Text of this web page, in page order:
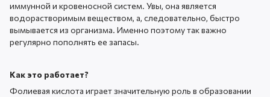
иммунной и кровеносной систем. Увы, она является
водорастворимым веществом, а, следовательно, быстро
вымывается из организма. Именно поэтому так важно
регулярно пополнять ее запасы.
Как это работает?
Фолиевая кислота играет значительную роль в образовании